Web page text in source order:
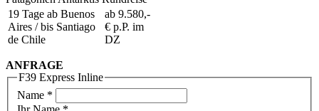
19 Tage ab Buenos
Aires / bis Santiago
de Chile
ab 9.580,-
€ p.P. im
DZ
ANFRAGE
F39 Express Inline
Name *